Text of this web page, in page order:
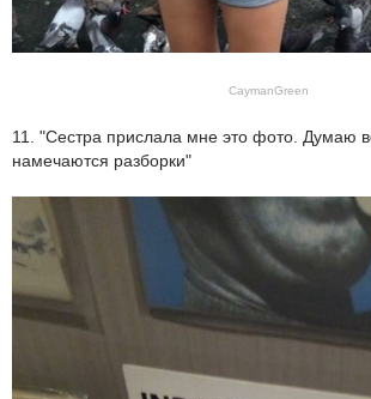
CaymanGreen
11. "Сестра прислала мне это фото. Думаю
намечаются разборки"